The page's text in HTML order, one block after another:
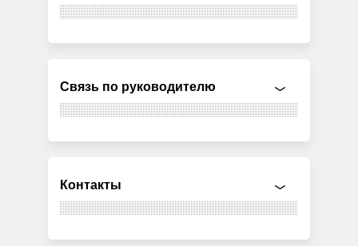
Связь по руководителю
Контакты